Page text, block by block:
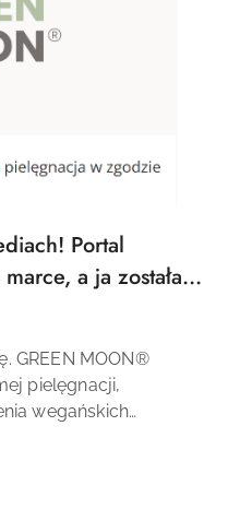
Portal
a ja zostałam
GREEN MOON®
pielęgnacji,
wegańskich
🌱 Dlatego z ogr...